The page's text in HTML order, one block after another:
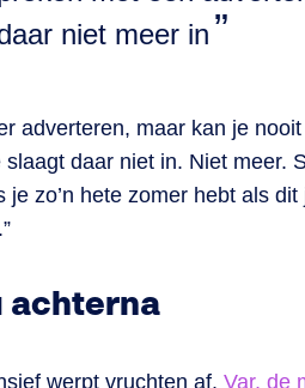
niet meer in
adverteren, maar kan je
daar niet in. Niet meer.
zo’n hete zomer hebt als
achterna
werpt vruchten af. Var, de